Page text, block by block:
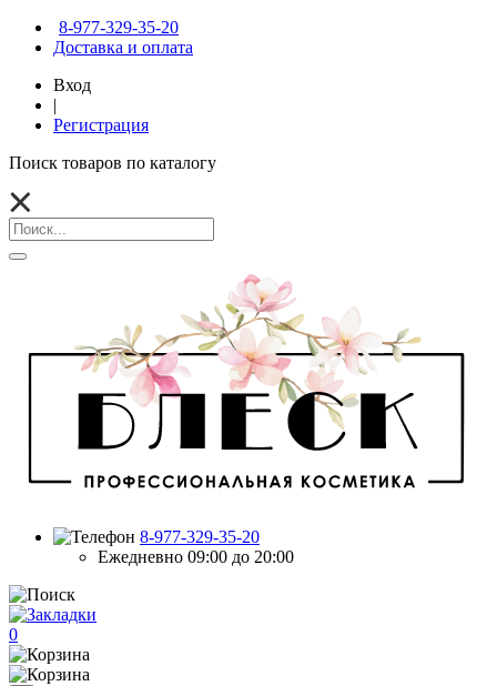
8-977-329-35-20
Доставка и оплата
Вход
|
Регистрация
Поиск товаров по каталогу
8-977-329-35-20
Ежедневно 09:00 до 20:00
0